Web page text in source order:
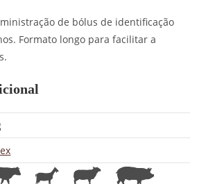
de bólus de identificação
Formato longo para facilitar a